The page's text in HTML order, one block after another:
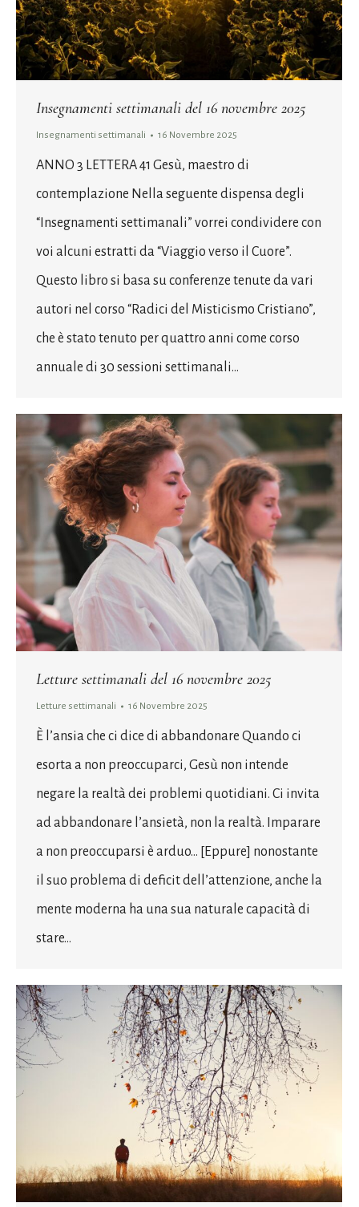
Insegnamenti settimanali del 16 novembre 2025
Insegnamenti settimanali 16 Novembre 2025
ANNO 3 LETTERA 41 Gesù, maestro di
contemplazione Nella seguente dispensa degli
“Insegnamenti settimanali” vorrei condividere con
voi alcuni estratti da “Viaggio verso il Cuore”.
Questo libro si basa su conferenze tenute da vari
autori nel corso “Radici del Misticismo Cristiano”,
che è stato tenuto per quattro anni come corso
annuale di 30 sessioni settimanali…
Letture settimanali del 16 novembre 2025
Letture settimanali 16 Novembre 2025
È l’ansia che ci dice di abbandonare Quando ci
esorta a non preoccuparci, Gesù non intende
negare la realtà dei problemi quotidiani. Ci invita
ad abbandonare l’ansietà, non la realtà. Imparare
a non preoccuparsi è arduo… [Eppure] nonostante
il suo problema di deficit dell’attenzione, anche la
mente moderna ha una sua naturale capacità di
stare…